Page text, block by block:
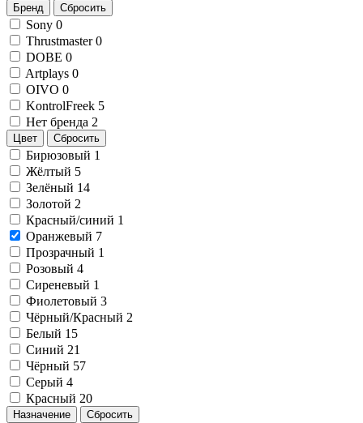
Бренд Сбросить
Sony 0
Thrustmaster 0
DOBE 0
Artplays 0
OIVO 0
KontrolFreek 5
Нет бренда 2
Цвет Сбросить
Бирюзовый 1
Жёлтый 5
Зелёный 14
Золотой 2
Красный/синий 1
Оранжевый 7
Прозрачный 1
Розовый 4
Сиреневый 1
Фиолетовый 3
Чёрный/Красный 2
Белый 15
Синий 21
Чёрный 57
Серый 4
Красный 20
Назначение Сбросить